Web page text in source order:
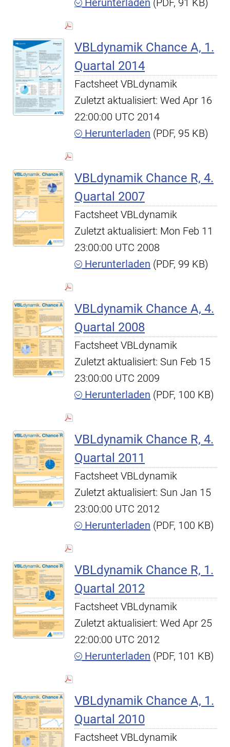
Herunterladen (PDF, 91 KB)
VBLdynamik Chance A, 1.
Quartal 2014
Factsheet VBLdynamik
Zuletzt aktualisiert: Wed Apr 16
22:00:00 UTC 2014
Herunterladen (PDF, 95 KB)
VBLdynamik Chance R, 4.
Quartal 2007
Factsheet VBLdynamik
Zuletzt aktualisiert: Mon Feb 11
23:00:00 UTC 2008
Herunterladen (PDF, 99 KB)
VBLdynamik Chance A, 4.
Quartal 2008
Factsheet VBLdynamik
Zuletzt aktualisiert: Sun Feb 15
23:00:00 UTC 2009
Herunterladen (PDF, 100 KB)
VBLdynamik Chance R, 4.
Quartal 2011
Factsheet VBLdynamik
Zuletzt aktualisiert: Sun Jan 15
23:00:00 UTC 2012
Herunterladen (PDF, 100 KB)
VBLdynamik Chance R, 1.
Quartal 2012
Factsheet VBLdynamik
Zuletzt aktualisiert: Wed Apr 25
22:00:00 UTC 2012
Herunterladen (PDF, 101 KB)
VBLdynamik Chance A, 1.
Quartal 2010
Factsheet VBLdynamik